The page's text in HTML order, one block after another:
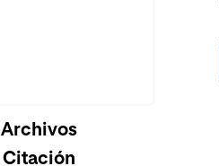
Archivos
Citación